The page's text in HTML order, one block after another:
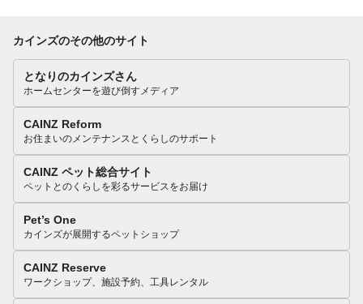
カインズのその他のサイト
となりのカインズさん
ホームセンターを遊び倒すメディア
CAINZ Reform
お住まいのメンテナンスとくらしのサポート
CAINZ ペット総合サイト
ペットとのくらしを彩るサービスをお届け
Pet’s One
カインズが展開するペットショップ
CAINZ Reserve
ワークショップ、施設予約、工具レンタル